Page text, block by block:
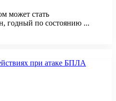
может стать
годный по состоянию ...